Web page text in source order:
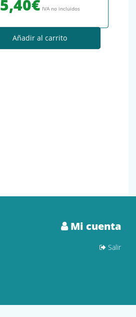
5,40€ IVA no incluidos
Añadir al carrito
Mi cuenta
Salir